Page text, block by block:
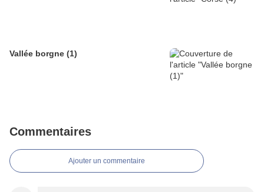
Vallée borgne (1)
Commentaires
Ajouter un commentaire